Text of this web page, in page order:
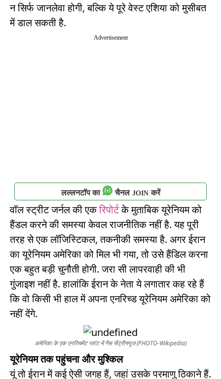
न सिर्फ जानलेवा होगी, बल्कि ये पूरे वेस्ट एशिया को मुसीबत
में डाल सकती है.
Advertisement
लल्लनटॉप का चैनल JOIN करें
वॉल स्ट्रीट जर्नल की एकरिपोर्टके मुताबिक यूरेनियम को
हैंडल करने की समस्या केवल राजनीतिक नहीं है. यह पूरी
तरह से एक लॉजिस्टिकल, तकनीकी समस्या है. अगर ईरान
का यूरेनियम अमेरिका को मिल भी गया, तो उसे हैंडिल करना
एक बहुत बड़ी चुनौती होगी. जरा सी लापरवाही की भी
गुंजाइश नहीं है. हालांकि ईरान के नेता ये लगातार कह रहे हैं
कि वो किसी भी हाल में अपना एनरिच्ड यूरेनियम अमेरिका को
नहीं देंगे.
अमेरिका के एक एनरिचमेंट प्लांट में गैस सेंट्रीफ्यूज (PHOTO-Wikipedia)
यूरेनियम तक पहुंचना और मुश्किल
यूं तो ईरान में कई ऐसी जगह हैं, जहां उसके परमाणु ठिकाने हैं.